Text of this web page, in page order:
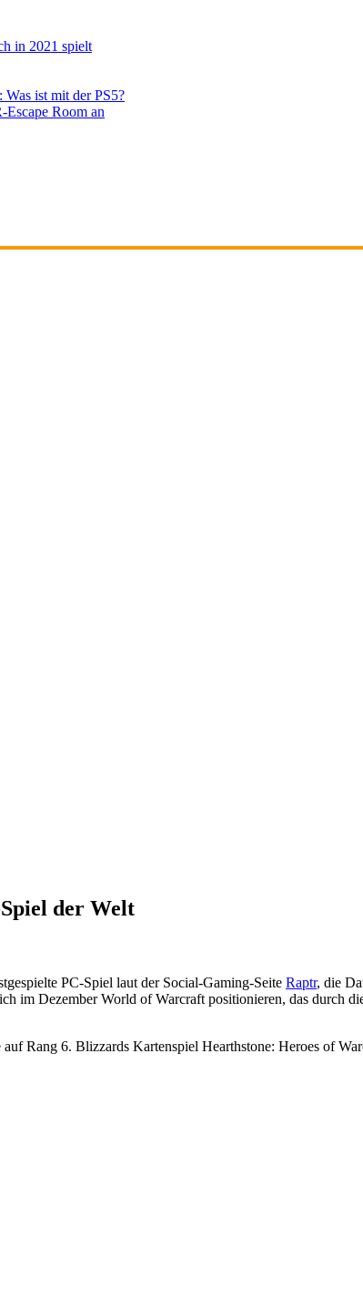
in 2021 spielt
ist mit der PS5?
Room an
der Welt
PC-Spiel laut der Social-Gaming-Seite Raptr, die
im Dezember World of Warcraft positionieren, das durch
Rang 6. Blizzards Kartenspiel Hearthstone: Heroes of